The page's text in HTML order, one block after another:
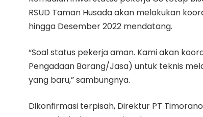
RSUD Taman Husada akan melakukan
hingga Desember 2022 mendatang.
“Soal status pekerja aman. Kami akan
Pengadaan Barang/Jasa) untuk teknis
yang baru,” sambungnya.
Dikonfirmasi terpisah, Direktur PT